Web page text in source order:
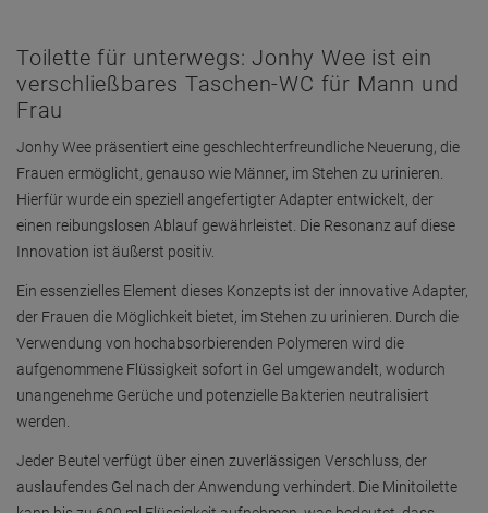
Toilette für unterwegs: Jonhy Wee ist ein
verschließbares Taschen-WC für Mann und
Frau
Jonhy Wee präsentiert eine geschlechterfreundliche Neuerung, die
Frauen ermöglicht, genauso wie Männer, im Stehen zu urinieren.
Hierfür wurde ein speziell angefertigter Adapter entwickelt, der
einen reibungslosen Ablauf gewährleistet. Die Resonanz auf diese
Innovation ist äußerst positiv.
Ein essenzielles Element dieses Konzepts ist der innovative Adapter,
der Frauen die Möglichkeit bietet, im Stehen zu urinieren. Durch die
Verwendung von hochabsorbierenden Polymeren wird die
aufgenommene Flüssigkeit sofort in Gel umgewandelt, wodurch
unangenehme Gerüche und potenzielle Bakterien neutralisiert
werden.
Jeder Beutel verfügt über einen zuverlässigen Verschluss, der
auslaufendes Gel nach der Anwendung verhindert. Die Minitoilette